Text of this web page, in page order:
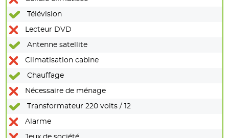
Télévision
Lecteur DVD
Antenne satellite
Climatisation cabine
Chauffage
Nécessaire de ménage
Transformateur 220 volts / 12
Alarme